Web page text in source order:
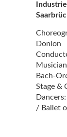
Donlon
Bach-
Stage &
/ Ballet